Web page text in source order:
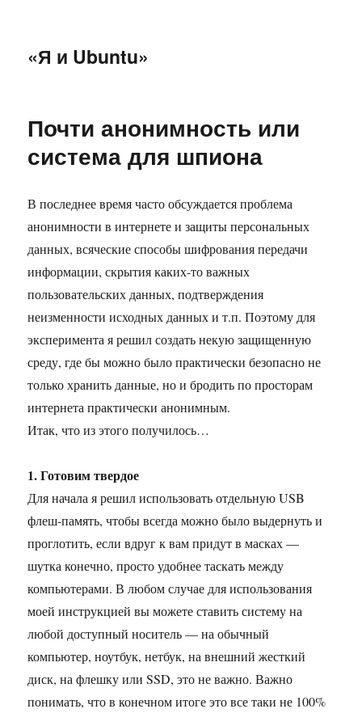
«Я и Ubuntu»
Почти анонимность или
система для шпиона
В последнее время часто обсуждается проблема
анонимности в интернете и защиты персональных
данных, всяческие способы шифрования передачи
информации, скрытия каких-то важных
пользовательских данных, подтверждения
неизменности исходных данных и т.п. Поэтому для
эксперимента я решил создать некую защищенную
среду, где бы можно было практически безопасно не
только хранить данные, но и бродить по просторам
интернета практически анонимным.
Итак, что из этого получилось…
1. Готовим твердое
Для начала я решил использовать отдельную USB
флеш-память, чтобы всегда можно было выдернуть и
проглотить, если вдруг к вам придут в масках —
шутка конечно, просто удобнее таскать между
компьютерами. В любом случае для использования
моей инструкцией вы можете ставить систему на
любой доступный носитель — на обычный
компьютер, ноутбук, нетбук, на внешний жесткий
диск, на флешку или SSD, это не важно. Важно
понимать, что в конечном итоге это все таки не 100%